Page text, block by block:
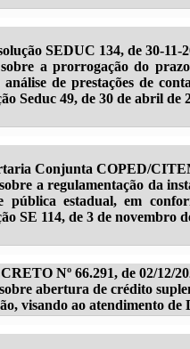
SEDUC 134, de 30-
a prorrogação do
análise de prestações de
Seduc 49, de 30 de abril de
Conjunta COPED/
a regulamentação da
pública estadual, em
SE 114, de 3 de novembro
Nº 66.291, de 02/12/
abertura de crédito
visando ao atendimento de